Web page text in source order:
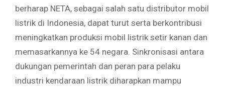
berharap NETA, sebagai salah satu distributor mobil
listrik di Indonesia, dapat turut serta berkontribusi
meningkatkan produksi mobil listrik setir kanan dan
memasarkannya ke 54 negara. Sinkronisasi antara
dukungan pemerintah dan peran para pelaku
industri kendaraan listrik diharapkan mampu